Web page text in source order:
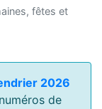
fêtes et
2026
de